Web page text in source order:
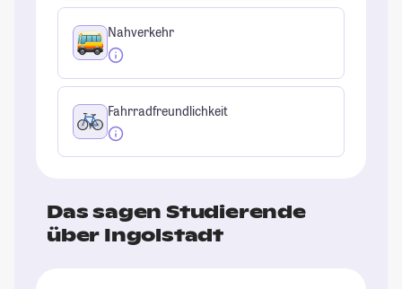
Nahverkehr
Fahrradfreundlichkeit
Das sagen Studierende
über Ingolstadt